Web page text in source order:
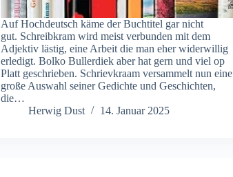
Auf Hochdeutsch käme der Buchtitel gar nicht
gut. Schreibkram wird meist verbunden mit dem
Adjektiv lästig, eine Arbeit die man eher widerwillig
erledigt. Bolko Bullerdiek aber hat gern und viel op
Platt geschrieben. Schrievkraam versammelt nun eine
große Auswahl seiner Gedichte und Geschichten,
die…
Herwig Dust
14. Januar 2025